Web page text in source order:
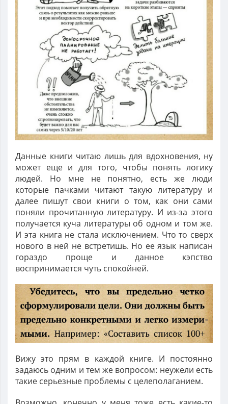
Данные книги читаю лишь для вдохновения, ну
может еще и для того, чтобы понять логику
людей. Но мне не понятно, есть же люди
которые пачками читают такую литературу и
далее пишут свои книги о том, как они сами
поняли прочитанную литературу. И из-за этого
получается куча литературы об одном и том же.
И эта книга не стала исключением. Что то сверх
нового в ней не встретишь. Но ее язык написан
гораздо проще и данное кэпство
воспринимается чуть спокойней.
Вижу это прям в каждой книге. И постоянно
задаюсь одним и тем же вопросом: неужели есть
такие серьезные проблемы с целеполаганием.